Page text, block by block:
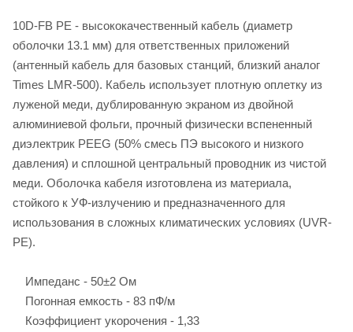
10D-FB PE - высококачественный кабель (диаметр
оболочки 13.1 мм) для ответственных приложений
(антенный кабель для базовых станций, близкий аналог
Times LMR-500). Кабель использует плотную оплетку из
луженой меди, дублированную экраном из двойной
алюминиевой фольги, прочный физически вспененный
диэлектрик PEEG (50% смесь ПЭ высокого и низкого
давления) и сплошной центральный проводник из чистой
меди. Оболочка кабеля изготовлена из материала,
стойкого к УФ-излучению и предназначенного для
использования в сложных климатических условиях (UVR-
PE).
Импеданс - 50±2 Ом
Погонная емкость - 83 пФ/м
Коэффициент укорочения - 1,33